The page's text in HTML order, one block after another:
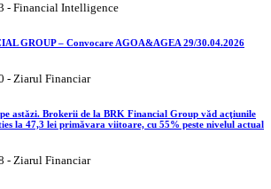
- Financial Intelligence
GROUP – Convocare AGOA&AGEA 29/30.04.2026
- Ziarul Financiar
astăzi. Brokerii de la BRK Financial Group văd acţiunile
la 47,3 lei primăvara viitoare, cu 55% peste nivelul actual
- Ziarul Financiar